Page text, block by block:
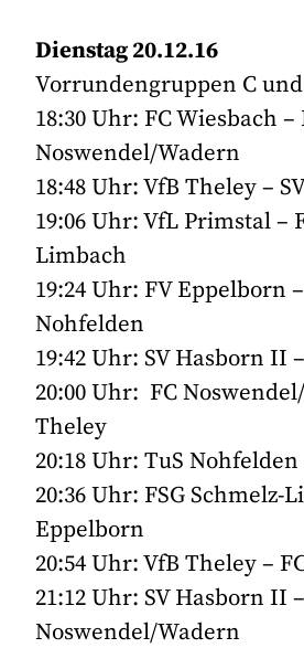
Dienstag 20.12.16
Vorrundengruppen C
18:30 Uhr: FC Wiesbach –
Noswendel/Wadern
18:48 Uhr: VfB Theley –
19:06 Uhr: VfL Primstal –
Limbach
19:24 Uhr: FV Eppelborn
Nohfelden
19:42 Uhr: SV Hasborn II
20:00 Uhr: FC
Theley
20:18 Uhr: TuS
20:36 Uhr: FSG Schmelz-
Eppelborn
20:54 Uhr: VfB Theley –
21:12 Uhr: SV Hasborn II
Noswendel/Wadern